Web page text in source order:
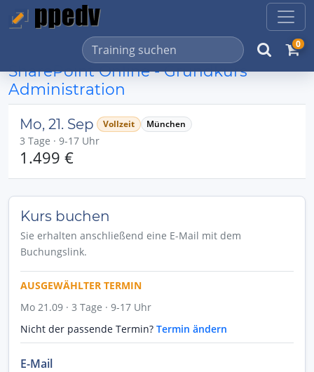
0
SharePoint Online - Grundkurs
Administration
Mo, 21. Sep Vollzeit München
3 Tage · 9-17 Uhr
1.499 €
Kurs buchen
Sie erhalten anschließend eine E-Mail mit dem
Buchungslink.
AUSGEWÄHLTER TERMIN
Mo 21.09 · 3 Tage · 9-17 Uhr
Nicht der passende Termin? Termin ändern
E-Mail